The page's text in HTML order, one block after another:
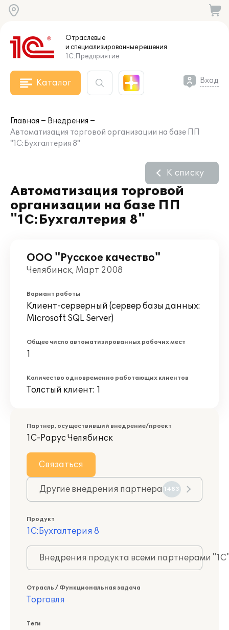
Отраслевые
и специализированныерешения
1С:Предприятие
Каталог Вход
Главная
Внедрения
Автоматизация торговой организации на базе ПП
"1С:Бухгалтерия 8"
Автоматизация торговой
организации на базе ПП
"1С:Бухгалтерия 8"
К списку
ООО "Русское качество"
Челябинск, Март 2008
Вариант работы
Клиент-серверный (сервер базы данных:
Microsoft SQL Server)
Общее число автоматизированных рабочих мест
1
Количество одновременно работающих клиентов
Толстый клиент: 1
Партнер, осуществивший внедрение/проект
1С-Рарус Челябинск
Связаться
Другие внедрения партнера 1483
Продукт
1С:Бухгалтерия 8
Внедрения продукта всеми партнерами
Отрасль / Функциональная задача
Торговля
Теги